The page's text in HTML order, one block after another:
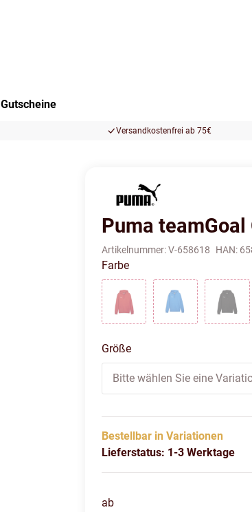
Gutscheine
Versandkostenfrei ab 75€
Puma
Artikelnummer:V-658618 HAN:
Farbe
Größe
Bitte wählen Sie eine
Bestellbar in Variationen
Lieferstatus: 1-3 Werktage
ab